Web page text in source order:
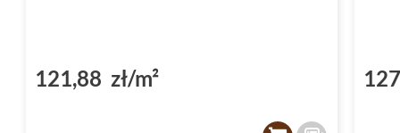
121,88 zł/m²